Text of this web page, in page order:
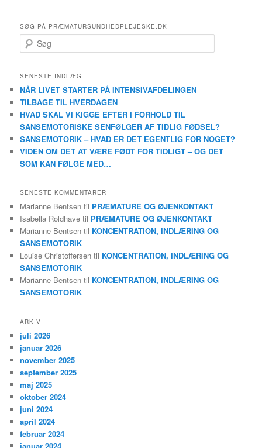
SØG PÅ PRÆMATURSUNDHEDPLEJESKE.DK
ø
SENESTE INDLÆG
NÅR LIVET STARTER PÅ INTENSIVAFDELINGEN
TILBAGE TIL HVERDAGEN
HVAD SKAL VI KIGGE EFTER I FORHOLD TIL
SANSEMOTORISKE SENFØLGER AF TIDLIG FØDSEL?
SANSEMOTORIK – HVAD ER DET EGENTLIG FOR NOGET?
VIDEN OM DET AT VÆRE FØDT FOR TIDLIGT – OG DET
SOM KAN FØLGE MED…
SENESTE KOMMENTARER
Marianne Bentsen til PRÆMATURE OG ØJENKONTAKT
Isabella Roldhave til PRÆMATURE OG ØJENKONTAKT
Marianne Bentsen til KONCENTRATION, INDLÆRING OG
SANSEMOTORIK
Louise Christoffersen til KONCENTRATION, INDLÆRING OG
SANSEMOTORIK
Marianne Bentsen til KONCENTRATION, INDLÆRING OG
SANSEMOTORIK
ARKIV
juli 2026
januar 2026
november 2025
september 2025
maj 2025
oktober 2024
juni 2024
april 2024
februar 2024
januar 2024